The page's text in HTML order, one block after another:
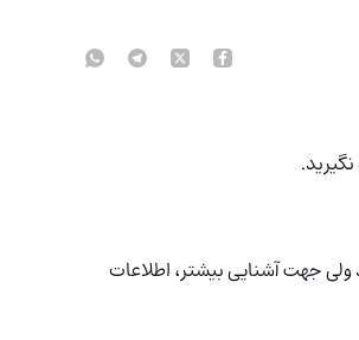
ولی جهت آشنایی بیشتر، اطلاعات